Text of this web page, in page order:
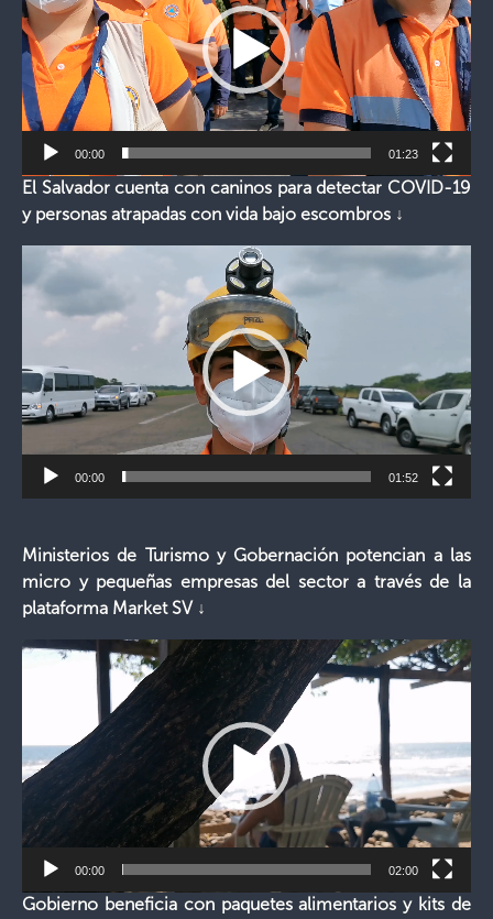
00:00 01:23
El Salvador cuenta con caninos para detectar COVID-19
y personas atrapadas con vida bajo escombros ↓
Reproductor
de
vídeo
00:00 01:52
Ministerios de Turismo y Gobernación potencian a las
micro y pequeñas empresas del sector a través de la
plataforma Market SV ↓
Reproductor
00:00 02:00
Gobierno beneficia con paquetes alimentarios y kits de